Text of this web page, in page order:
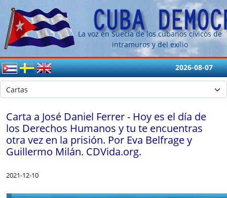
La voz en Suecia de los cubanos cívicos de
intramuros y del exílio
2026-08-07
Carta a José Daniel Ferrer - Hoy es el día de
los Derechos Humanos y tu te encuentras
otra vez en la prisión. Por Eva Belfrage y
Guillermo Milán. CDVida.org.
2021-12-10